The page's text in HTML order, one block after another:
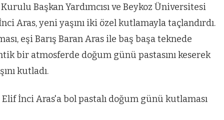
Başkan Yardımcısı ve Beykoz Üniversitesi
Aras, yeni yaşını iki özel kutlamayla taçlandırdı.
eşi Barış Baran Aras ile baş başa teknede
bir atmosferde doğum günü pastasını keserek
kutladı.